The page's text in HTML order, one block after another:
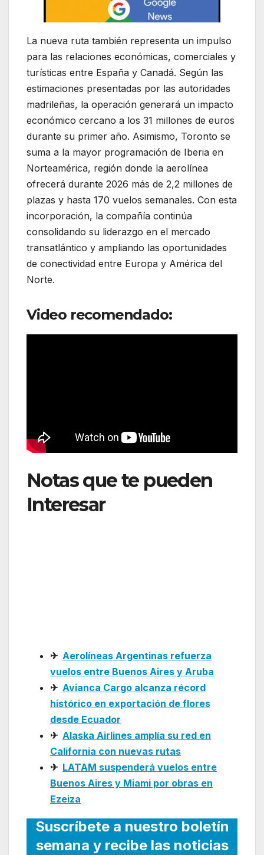
La nueva ruta también representa un impulso
para las relaciones económicas, comerciales y
turísticas entre España y Canadá. Según las
estimaciones presentadas por las autoridades
madrileñas, la operación generará un impacto
económico cercano a los 31 millones de euros
durante su primer año. Asimismo, Toronto se
suma a la mayor programación de Iberia en
Norteamérica, región donde la aerolínea
ofrecerá durante 2026 más de 2,2 millones de
plazas y hasta 170 vuelos semanales. Con esta
incorporación, la compañía continúa
consolidando su liderazgo en el mercado
transatlántico y ampliando las oportunidades
de conectividad entre Europa y América del
Norte.
Video recomendado:
Notas que te pueden
Interesar: Iberia
✈ Aerolíneas Argentinas refuerza
vuelos entre Buenos Aires y Aruba
✈ Avianca Cargo alcanza récord
histórico en exportación de flores
desde Ecuador
✈ Alaska Airlines amplía su red en
California con nuevas rutas
✈ LATAM suspenderá vuelos entre
Buenos Aires y Miami por obras en
Ezeiza
Suscríbete a nuestro boletín
semana y recibe las noticias